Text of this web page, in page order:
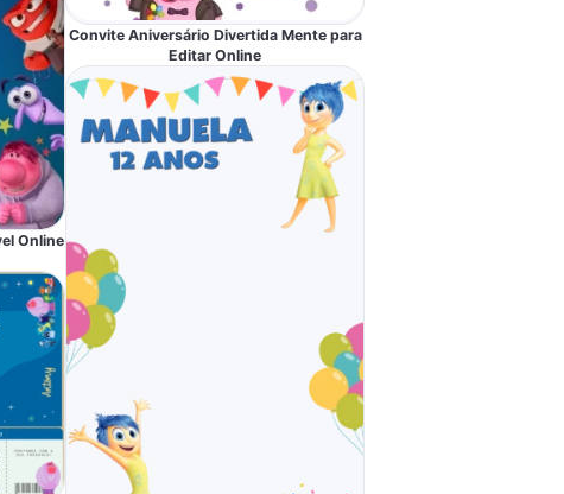
Online
Convite Aniversário Divertida Mente para
Editar Online